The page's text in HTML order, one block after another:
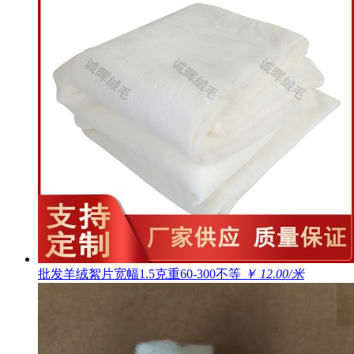
批发羊绒絮片宽幅1.5克重60-300不等 ￥ 12.00/米